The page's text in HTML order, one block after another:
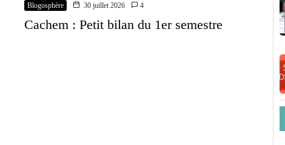
Blogosphère 30 juillet 2026 4
Cachem : Petit bilan du 1er semestre